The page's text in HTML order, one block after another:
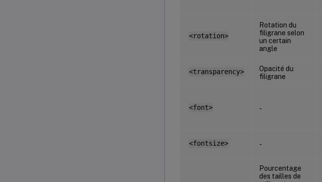
<rotation>
Rotation du
filigrane selon
un certain
angle
<transparency>
Opacité du
filigrane
<font> -
<fontsize> -
Pourcentage
des tailles de